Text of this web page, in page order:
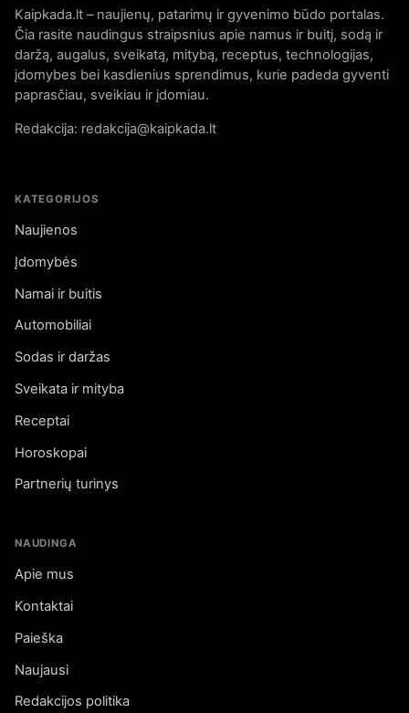
Kaipkada.lt – naujienų, patarimų ir gyvenimo būdo portalas.
Čia rasite naudingus straipsnius apie namus ir buitį, sodą ir
daržą, augalus, sveikatą, mitybą, receptus, technologijas,
įdomybes bei kasdienius sprendimus, kurie padeda gyventi
paprasčiau, sveikiau ir įdomiau.
Redakcija: redakcija@kaipkada.lt
KATEGORIJOS
Naujienos
Įdomybės
Namai ir buitis
Automobiliai
Sodas ir daržas
Sveikata ir mityba
Receptai
Horoskopai
Partnerių turinys
NAUDINGA
Apie mus
Kontaktai
Paieška
Naujausi
Redakcijos politika